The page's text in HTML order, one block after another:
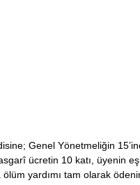
Genel Yönetmeliğin
ücretin 10 katı, üyenin
yardımı tam olarak